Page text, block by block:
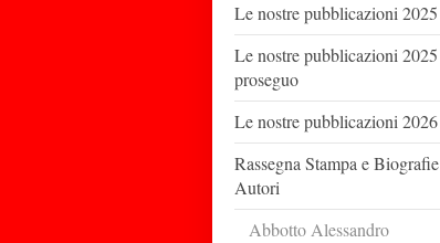
Le nostre pubblicazioni 2025
Le nostre pubblicazioni 2025
proseguo
Le nostre pubblicazioni 2026
Rassegna Stampa e Biografie
Autori
Abbotto Alessandro